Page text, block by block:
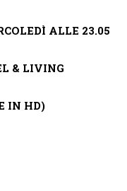
ALLE 23.05
& LIVING
IN HD)